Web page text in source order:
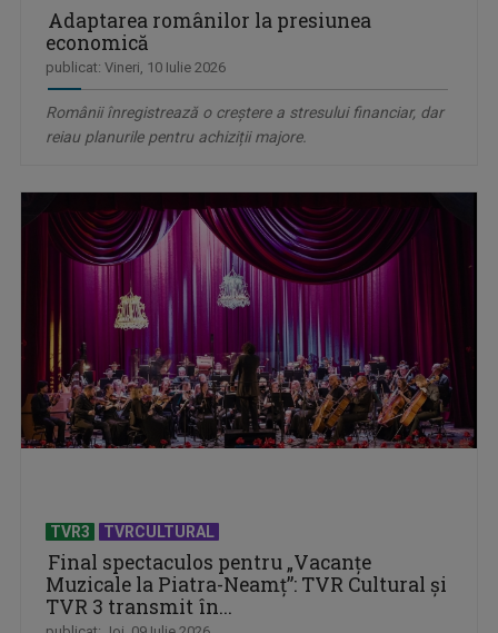
Adaptarea românilor la presiunea
economică
publicat: Vineri, 10 Iulie 2026
Românii înregistrează o creștere a stresului financiar, dar
reiau planurile pentru achiziții majore.
TVR3 TVRCULTURAL
Final spectaculos pentru „Vacanțe
Muzicale la Piatra-Neamț”: TVR Cultural și
TVR 3 transmit în...